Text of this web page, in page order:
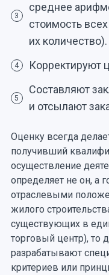
3
среднее
стоимость
их количество).
4 Корректируют
5
Составляют
и отсылают
Оценку всегда
получивший
осуществление
определяет не он, а
отраслевыми
жилого
существующих в
торговый центр), то
разрабатывают
критериев или